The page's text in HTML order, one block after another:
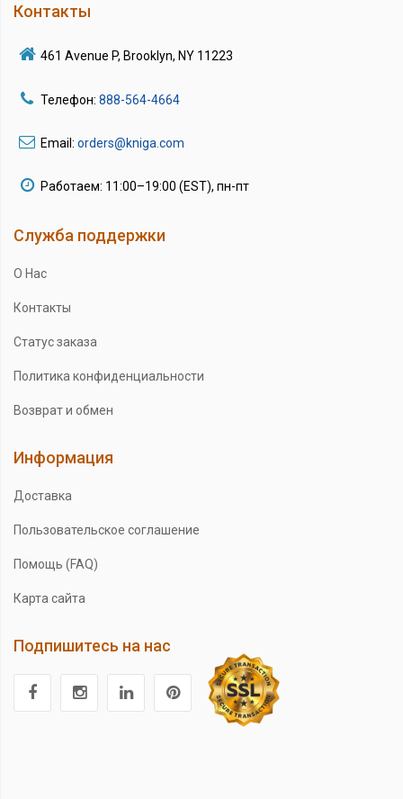
Контакты
461 Avenue P, Brooklyn, NY 11223
Телефон: 888-564-4664
Email: orders@kniga.com
Работаем: 11:00–19:00 (EST), пн-пт
Служба поддержки
О Нас
Контакты
Статус заказа
Политика конфиденциальности
Возврат и обмен
Информация
Доставка
Пользовательское соглашение
Помощь (FAQ)
Карта сайта
Подпишитесь на нас